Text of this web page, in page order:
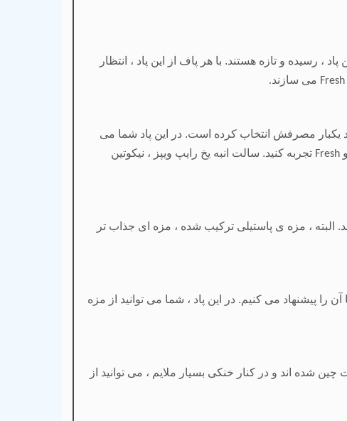
، رسیده و تازه هستند. با هر پاف از این پاد ، انتظار
Fresh می سازند.
یکبار مصرفش انتخاب کرده است. در این پاد شما می
Fresh تجربه کنید. سالت انبه یخ رایپ ویپز ، نیکوتین
البته ، مزه ی پاستیلی ترکیب شده ، مزه ای جذاب تر
پیشنهاد می کنیم. در این پاد ، شما می توانید از مزه
اند و در کنار خنکی بسیار ملایم ، می توانید از